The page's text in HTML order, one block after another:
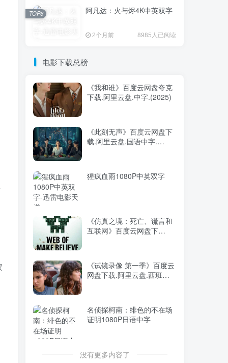
阿凡达：火与烬4K中英双字
2个月前 8985人已阅读
TOP6
电影下载总榜
《我和谁》百度云网盘夸克
下载.阿里云盘.中字.(2025)
《此刻无声》百度云网盘下
载.阿里云盘.国语中字.
猩疯血雨1080P中英双字
《仿真之境：死亡、谎言和
互联网》百度云网盘下
《试镜录像 第一季》百度云
网盘下载.阿里云盘.西班牙
名侦探柯南：绯色的不在场
证明1080P日语中字
没有更多内容了
高清下载
TOP2
消失的人电影「1080p/4k高
清」迅雷下载
4天前 1.1W+人已阅读
TOP3
飞驰人生34K国语中字
TOP4
2026年大陆电影《八仙！》
TOP5
阿凡达：火与烬4K中英双字
TOP6
《我和谁》百度云网盘夸克
下载.阿里云盘.中字.(2025)
《此刻无声》百度云网盘下
载.阿里云盘.国语中字.
(2024)